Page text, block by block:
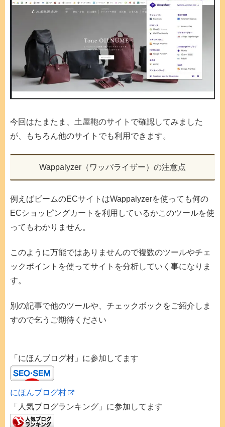
今回はたまたま、土屋鞄のサイトで確認してみました
が、もちろん他のサイトでも利用できます。
Wappalyzer（ワッパライザー）の注意点
例えばビームのECサイトはWappalyzerを使っても何の
ECショッピングカートを利用しているかこのツールを使
ってもわかりません。
このように万能ではありませんので複数のツールやチェ
ックポイントを使ってサイトを分析していく事になりま
す。
別の記事で他のツールや、チェックボックをご紹介しま
すので乞うご期待ください
「にほんブログ村」に参加してます
にほんブログ村
「人気ブログランキング」に参加してます